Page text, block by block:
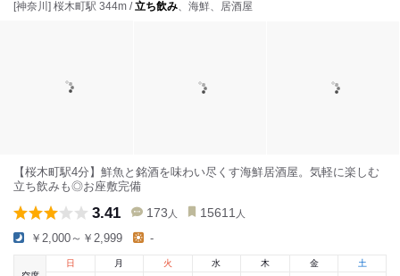
[神奈川] 桜木町駅 344m /立ち飲み、海鮮、居酒屋
【桜木町駅4分】鮮魚と銘酒を味わい尽くす海鮮居酒屋。気軽に楽しむ
立ち飲みも◎お座敷完備
3.41 173 人 15611 人
￥2,000～￥2,999 -
日
月 火 水 木 金 土